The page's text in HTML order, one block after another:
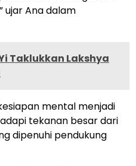
ujar Ana dalam
Taklukkan Lakshya
mental menjadi
tekanan besar dari
dipenuhi pendukung